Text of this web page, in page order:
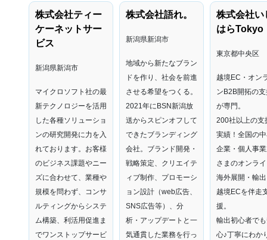
株式会社ティー
ケーネットサー
ビス
新潟県新潟市
マイクロソフト社の最
新テクノロジーを活用
した各種ソリューショ
ンの研究開発に力を入
れております。お客様
のビジネス課題やニー
ズに合わせて、業種や
規模を問わず、コンサ
ルティングからシステ
ム構築、利活用促進ま
でワンストップサービ
株式会社語れ。
新潟県新潟市
地域から新たなブラン
ドを作り、社会を前進
させる希望をつくる。
2021年にBSN新潟放
送からスピンオフして
できたブランディング
会社。ブランド開発・
戦略策定、クリエイテ
ィブ制作、プロモーシ
ョン設計（web広告、
SNS広告等）、分
析・アップデートと一
気通貫した業務を行っ
株式会社い
はらTokyo
東京都中央区
越境EC・オン
ンB2B開拓の
が専門。
200社以上の支
実績！全国の
企業・個人事
さまのオンラ
海外展開・輸
越境ECを伴走
援。
輸出初心者で
心♪丁寧にわか